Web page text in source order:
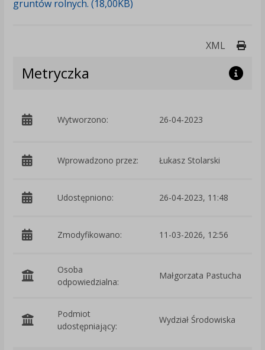
gruntów rolnych. (18,00KB)
XML
Metryczka
Wytworzono: 26-04-2023
Wprowadzono przez: Łukasz Stolarski
Udostępniono: 26-04-2023, 11:48
Zmodyfikowano: 11-03-2026, 12:56
Osoba
odpowiedzialna:
Małgorzata Pastucha
Podmiot
udostępniający:
Wydział Środowiska